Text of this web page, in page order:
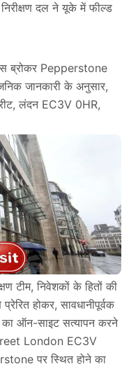
दल ने यूके में फील्ड
ब्रोकर Pepperstone
जानकारी के अनुसार,
लंदन EC3V 0HR,
टीम, निवेशकों के हितों की
होकर, सावधानीपूर्वक
का ऑन-साइट सत्यापन करने
London EC3V
पर स्थित होने का